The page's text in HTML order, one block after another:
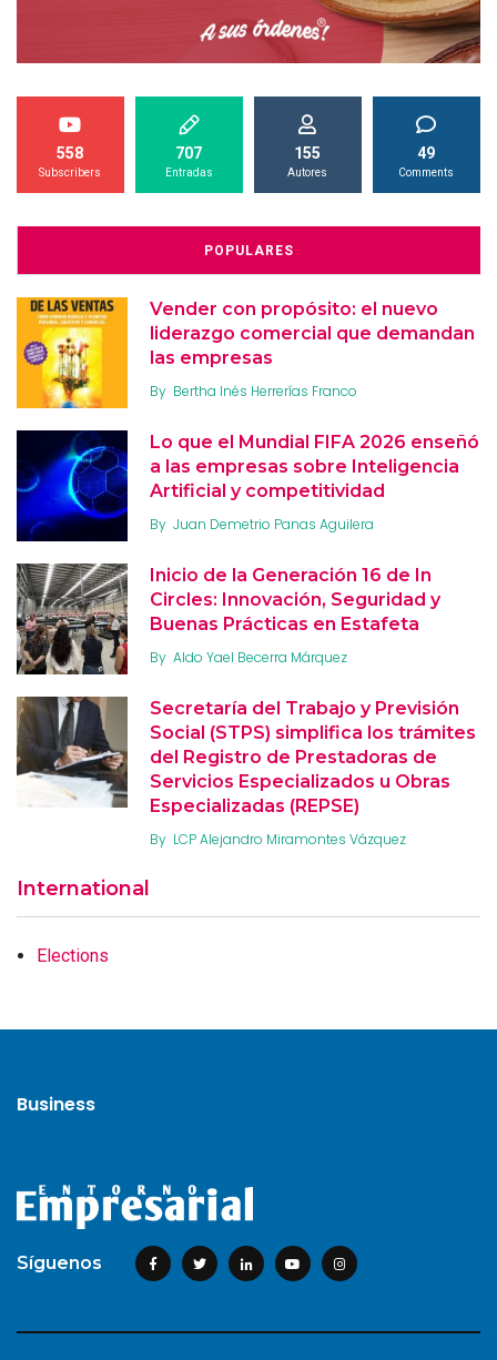
558
Subscribers
707
Entradas
155
Autores
49
Comments
POPULARES
Vender con propósito: el nuevo
liderazgo comercial que demandan
las empresas
By Bertha Inés Herrerías Franco
Lo que el Mundial FIFA 2026 enseñó
a las empresas sobre Inteligencia
Artificial y competitividad
By Juan Demetrio Panas Aguilera
Inicio de la Generación 16 de In
Circles: Innovación, Seguridad y
Buenas Prácticas en Estafeta
By Aldo Yael Becerra Márquez
Secretaría del Trabajo y Previsión
Social (STPS) simplifica los trámites
del Registro de Prestadoras de
Servicios Especializados u Obras
Especializadas (REPSE)
By LCP Alejandro Miramontes Vázquez
International
Elections
Business
Síguenos